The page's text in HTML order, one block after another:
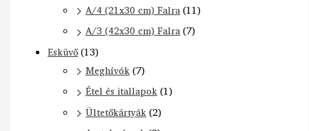
A/4 (21x30 cm) Falra(11)
A/3 (42x30 cm) Falra(7)
Esküvő(13)
Meghívók(7)
Étel és itallapok(1)
Ültetőkártyák(2)